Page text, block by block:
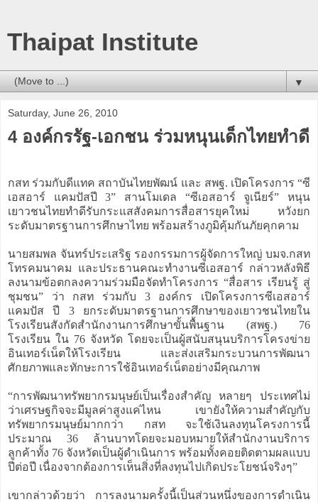
Thaipat Institute
▼
Saturday, June 26, 2010
4 องค์กรรัฐ-เอกชน ร่วมหนุนเด็กไทยทำดี
กสท ร่วมกับดีแทค สถาบันไทยพัฒน์ และ สพฐ. เปิดโครงการ “ซี
เอสอาร์ แคมปัสปี 3” สานโมเดล “ซีเอสอาร์ จูเนียร์” หนุน
เยาวชนไทยทำดีรับกระแสสังคมการสื่อสารยุคใหม่ หวังยก
ระดับมาตรฐานการศึกษาไทย พร้อมสร้างภูมิคุ้มกันภัยคุกคาม
นายสมพล จันทร์ประเสริฐ รองกรรมการผู้จัดการใหญ่ บมจ.กสท
โทรคมนาคม และประธานคณะทำงานซีเอสอาร์ กล่าวหลังพิธี
ลงนามข้อตกลงความร่วมมือจัดทำโครงการ “สื่อสาร เรียนรู้ สู่
ชุมชน” ว่า กสท ร่วมกับ 3 องค์กร เปิดโครงการซีเอสอาร์
แคมปัส ปี 3 ยกระดับมาตรฐานการศึกษาของเยาวชนไทยใน
โรงเรียนสังกัดสำนักงานการศึกษาขั้นพื้นฐาน (สพฐ.) 76
โรงเรียน ใน 76 จังหวัด โดยจะเป็นผู้สนับสนุนบริการโครงข่าย
อินเทอร์เน็ตให้โรงเรียน และส่งเสริมกระบวนการพัฒนา
ศักยภาพและทักษะการใช้อินเทอร์เน็ตอย่างมีคุณภาพ
“การพัฒนาทรัพยากรมนุษย์เป็นเรื่องสำคัญ หลายๆ ประเทศไม่
ว่าเศรษฐกิจจะมีมูลค่าสูงแค่ไหน เขายังให้ความสำคัญกับ
ทรัพยากรมนุษย์มากกว่า กสท จะใช้เงินลงทุนโครงการนี้
ประมาณ 36 ล้านบาทโดยจะมอบหมายให้สำนักงานบริการ
ลูกค้าทั้ง 76 จังหวัดเป็นผู้ดำเนินการ พร้อมทั้งคอยติดตามผลแบบ
ปีต่อปี เนื่องจากต้องการเห็นสิ่งที่ลงทุนไปเกิดประโยชน์จริงๆ”
เขากล่าวด้วยว่า การลงนามครั้งนี้เป็นส่วนหนึ่งของการดำเนิน